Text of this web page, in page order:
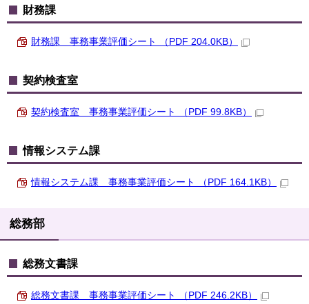
財務課
財務課 事務事業評価シート （PDF 204.0KB）
契約検査室
契約検査室 事務事業評価シート （PDF 99.8KB）
情報システム課
情報システム課 事務事業評価シート （PDF 164.1KB）
総務部
総務文書課
総務文書課 事務事業評価シート （PDF 246.2KB）